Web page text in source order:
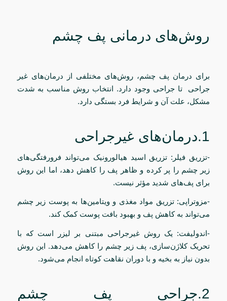
روش‌های درمانی پف چشم
برای درمان پف چشم، روش‌های مختلفی از درمان‌های غیر
جراحی تا جراحی وجود دارد. انتخاب روش مناسب به شدت
مشکل، علت آن و شرایط فرد بستگی دارد.
1.درمان‌های غیرجراحی
-تزریق فیلر: تزریق اسید هیالورونیک می‌تواند فرورفتگی‌های
زیر چشم را پر کرده و ظاهر پف را کاهش دهد، اما این روش
برای پف‌های شدید مؤثر نیست.
-مزوتراپی: تزریق مواد مغذی و ویتامین‌ها به پوست زیر چشم
می‌تواند به کاهش پف و بهبود بافت پوست کمک کند.
-اندولیفت: یک روش غیرجراحی مبتنی بر لیزر است که با
تحریک کلاژن‌سازی، پف زیر چشم را کاهش می‌دهد. این روش
بدون نیاز به بخیه و با دوران نقاهت کوتاه انجام می‌شود.
2.جراحی پف چشم